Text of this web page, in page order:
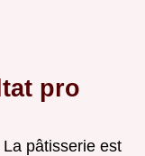
pro
pâtisserie est